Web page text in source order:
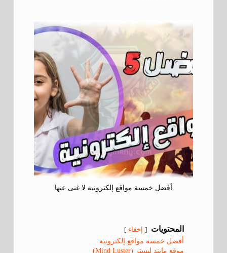
أفضل خمسة مواقع إلكترونية لا غنى عنها
المحتويات إخفاء
أفضل خمسة مواقع إلكترونية
موقع مايند ليستر (Mind Luster)